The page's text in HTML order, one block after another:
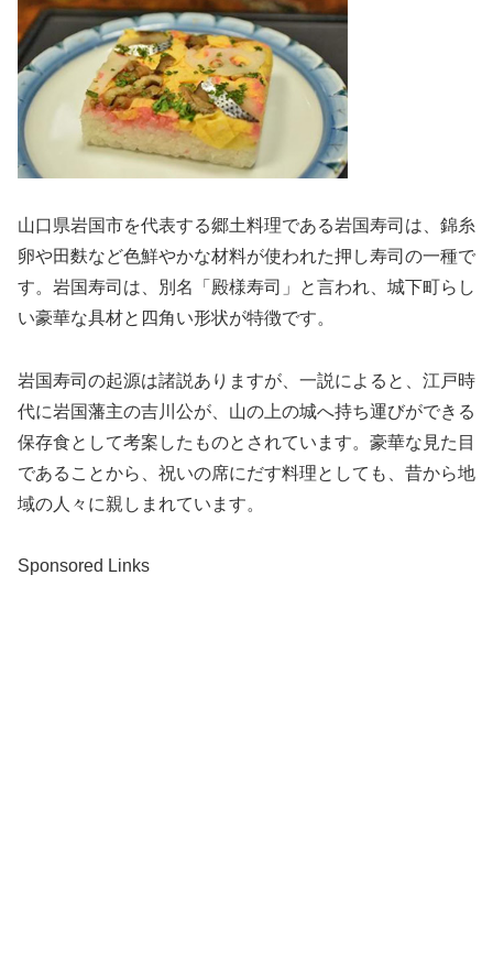
山口県岩国市を代表する郷土料理である岩国寿司は、錦糸
卵や田麩など色鮮やかな材料が使われた押し寿司の一種で
す。岩国寿司は、別名「殿様寿司」と言われ、城下町らし
い豪華な具材と四角い形状が特徴です。
岩国寿司の起源は諸説ありますが、一説によると、江戸時
代に岩国藩主の吉川公が、山の上の城へ持ち運びができる
保存食として考案したものとされています。豪華な見た目
であることから、祝いの席にだす料理としても、昔から地
域の人々に親しまれています。
Sponsored Links